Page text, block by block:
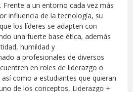
Frente a un entorno cada vez más
influencia de la tecnología, su
los líderes se adapten con
una fuerte base ética, además
humildad y
a profesionales de diversos
en roles de liderazgo o
como a estudiantes que quieran
de los conceptos, Liderazgo +